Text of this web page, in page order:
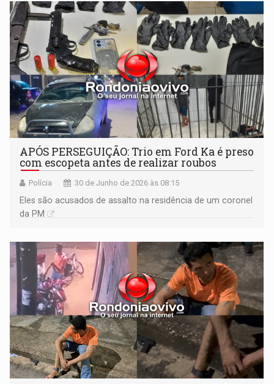
APÓS PERSEGUIÇÃO: Trio em Ford Ka é preso
com escopeta antes de realizar roubos
Polícia 30 de Junho de 2026 às 08:15
Eles são acusados de assalto na residência de um coronel
da PM